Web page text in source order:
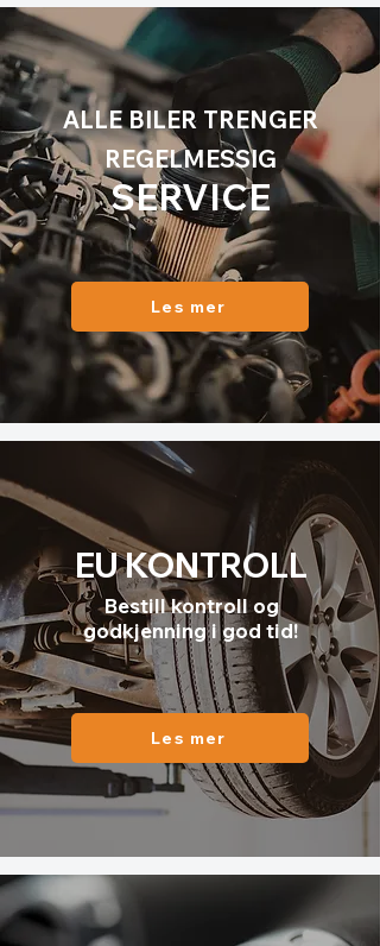
ALLE BILER TRENGER
REGELMESSIG
SERVICE
Les mer
EUKONTROLL
Bestill kontroll og
godkjenning i god tid!
Les mer